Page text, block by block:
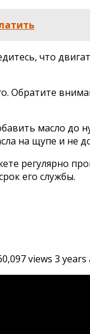
что
Обратите
масло
на щупе и не
регулярно
его службы.
views 3